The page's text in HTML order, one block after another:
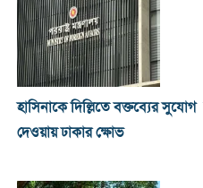
হাসিনাকে দিল্লিতে বক্তব্যের সুযোগ
দেওয়ায় ঢাকার ক্ষোভ